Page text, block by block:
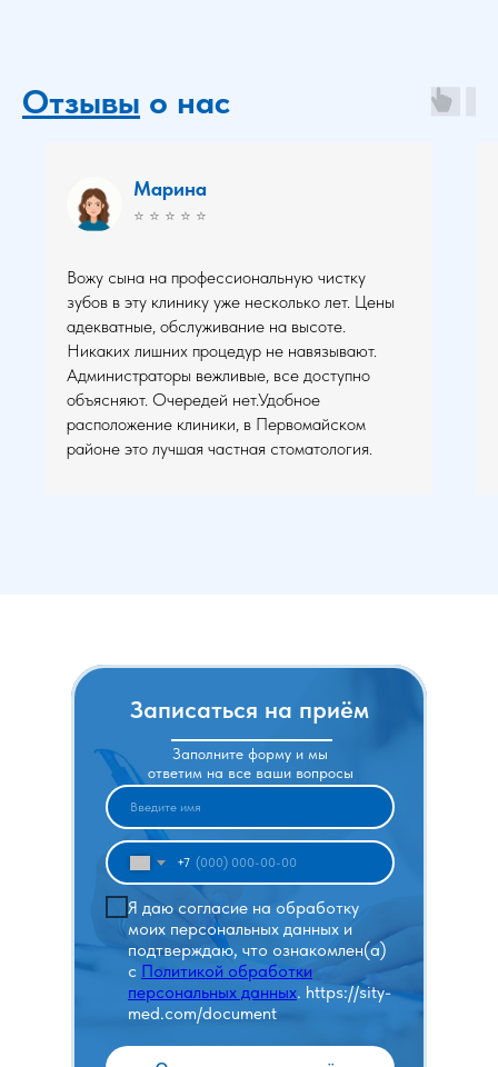
Отзывы о нас
Марина
⭐ ⭐ ⭐ ⭐ ⭐
Вожу сына на профессиональную чистку
зубов в эту клинику уже несколько лет. Цены
адекватные, обслуживание на высоте.
Никаких лишних процедур не навязывают.
Администраторы вежливые, все доступно
объясняют. Очередей нет.Удобное
расположение клиники, в Первомайском
районе это лучшая частная стоматология.
Записаться на приём
Заполните форму и мы
ответим на все ваши вопросы
+7
Я даю согласие на обработку
моих персональных данных и
подтверждаю, что ознакомлен(а)
с Политикой обработки
персональных данных. https://sity-
med.com/document